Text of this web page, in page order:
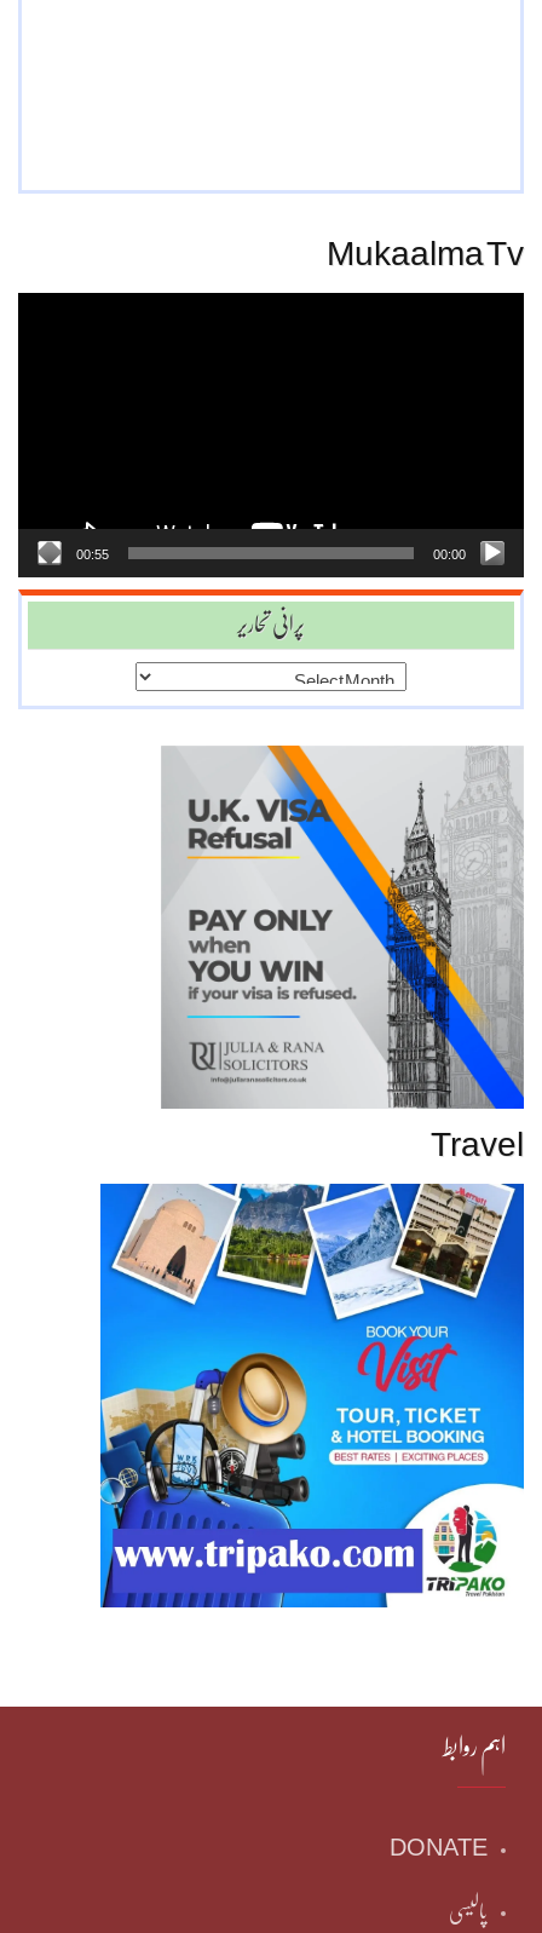
Mukaalma Tv
00:00
00:55
پرانی تحاریر
Travel
اہم روابط
DONATE
پالیسی